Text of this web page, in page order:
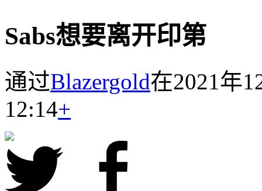
Sabs想要离开印第
通过Blazergold在2021年
12:14+